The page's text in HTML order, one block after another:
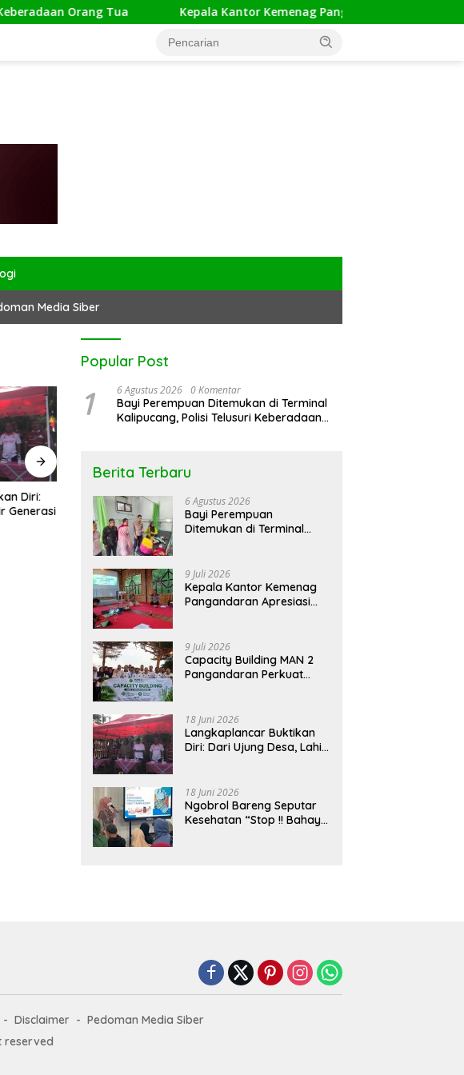
Orang Tua Kepala Kantor Kemenag Pangandaran Apresiasi
Media Siber
Diri:
Generasi
Ngobrol Bareng Seputar
Kesehatan “Stop !! Bahaya
Penggunaan Obat Tanpa
Resep”
Pandega Pangandaran Ajak
Masyarakat Bersatu Dalam
Popular Post
1 6 Agustus 2026 0 Komentar
Bayi Perempuan Ditemukan di Terminal
Kalipucang, Polisi Telusuri Keberadaan
Berita Terbaru
6 Agustus 2026
Bayi Perempuan
Ditemukan di Terminal
9 Juli 2026
Kepala Kantor Kemenag
Pangandaran Apresiasi
Pangandaran, Tekankan
Pentingnya Sinergi Antar
Lini
9 Juli 2026
Capacity Building MAN 2
Pangandaran Perkuat
18 Juni 2026
Langkaplancar Buktikan
Diri: Dari Ujung Desa, Lahir
18 Juni 2026
Ngobrol Bareng Seputar
Kesehatan “Stop !! Bahaya
Disclaimer
Pedoman Media Siber
reserved